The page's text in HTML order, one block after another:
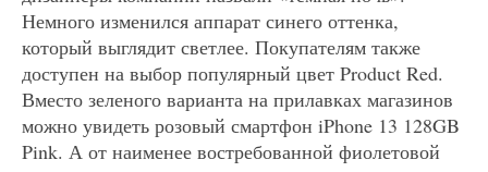
Немного изменился аппарат синего оттенка,
который выглядит светлее. Покупателям также
доступен на выбор популярный цвет Product Red.
Вместо зеленого варианта на прилавках магазинов
можно увидеть розовый смартфон iPhone 13 128GB
Pink. А от наименее востребованной фиолетовой